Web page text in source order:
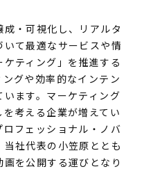
・可視化し、リアルタ
て最適なサービスや情
ティング」を推進する
グや効率的なインテン
ます。マーケティング
考える企業が増えてい
フェッショナル・ノバ
社代表の小笠原ととも
を公開する運びとなり